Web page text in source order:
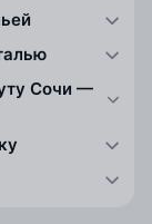
Сочи —